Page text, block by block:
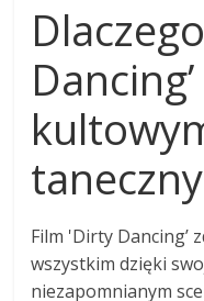
Film 'Dirty Dancing’
wszystkim dzięki
niezapomnianym